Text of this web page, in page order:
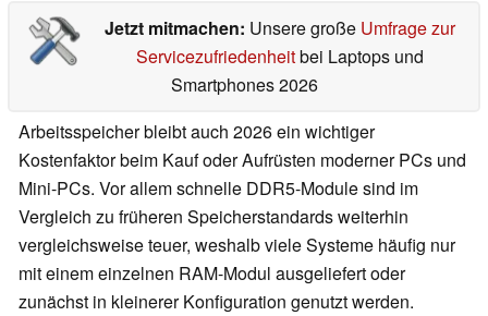
Jetzt mitmachen: Unsere große Umfrage zur
Servicezufriedenheitbei Laptops und
Smartphones 2026
Arbeitsspeicher bleibt auch 2026 ein wichtiger
Kostenfaktor beim Kauf oder Aufrüsten moderner PCs und
Mini-PCs. Vor allem schnelle DDR5-Module sind im
Vergleich zu früheren Speicherstandards weiterhin
vergleichsweise teuer, weshalb viele Systeme häufig nur
mit einem einzelnen RAM-Modul ausgeliefert oder
zunächst in kleinerer Konfiguration genutzt werden.